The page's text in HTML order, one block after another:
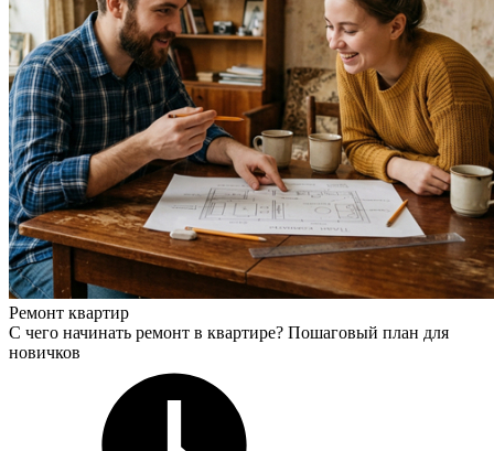
Ремонт квартир
С чего начинать ремонт в квартире? Пошаговый план для
новичков